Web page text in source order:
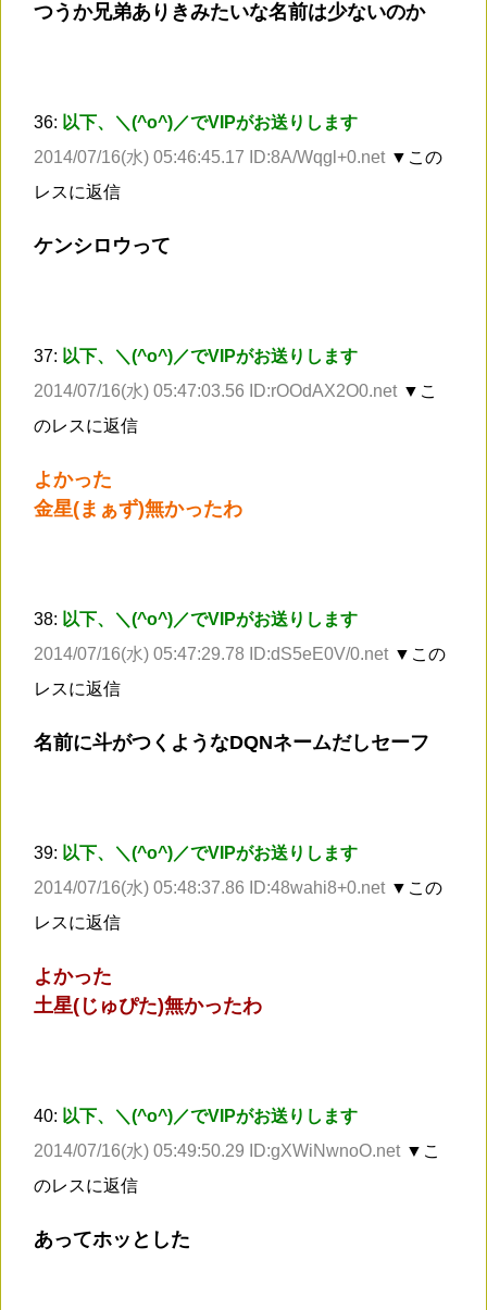
つうか兄弟ありきみたいな名前は少ないのか
36: 以下、＼(^o^)／でVIPがお送りします
2014/07/16(水) 05:46:45.17 ID:8A/Wqgl+0.net ▼この
レスに返信
ケンシロウって
37: 以下、＼(^o^)／でVIPがお送りします
2014/07/16(水) 05:47:03.56 ID:rOOdAX2O0.net ▼こ
のレスに返信
よかった
金星(まぁず)無かったわ
38: 以下、＼(^o^)／でVIPがお送りします
2014/07/16(水) 05:47:29.78 ID:dS5eE0V/0.net ▼この
レスに返信
名前に斗がつくようなDQNネームだしセーフ
39: 以下、＼(^o^)／でVIPがお送りします
2014/07/16(水) 05:48:37.86 ID:48wahi8+0.net ▼この
レスに返信
よかった
土星(じゅぴた)無かったわ
40: 以下、＼(^o^)／でVIPがお送りします
2014/07/16(水) 05:49:50.29 ID:gXWiNwnoO.net ▼こ
のレスに返信
あってホッとした